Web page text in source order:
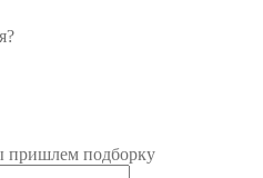
пришлем подборку